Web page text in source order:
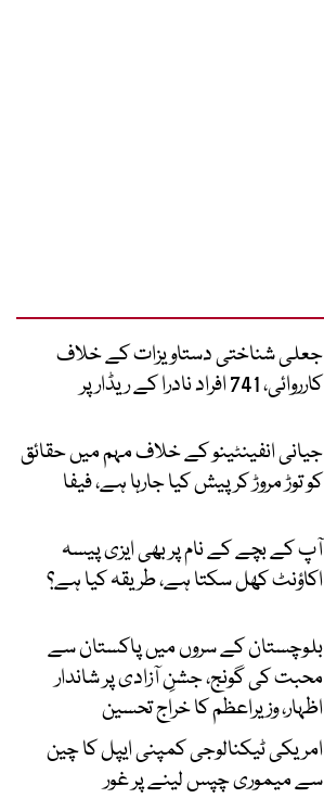
جعلی شناختی دستاویزات کے خلاف
کارروائی، 741 افراد نادرا کے ریڈار پر
جیانی انفینٹینو کے خلاف مہم میں حقائق
کو توڑ مروڑ کر پیش کیا جارہا ہے، فیفا
آپ کے بچے کے نام پر بھی ایزی پیسہ
اکاؤنٹ کھل سکتا ہے، طریقہ کیا ہے؟
بلوچستان کے سروں میں پاکستان سے
محبت کی گونج، جشنِ آزادی پر شاندار
اظہار، وزیراعظم کا خراج تحسین
امریکی ٹیکنالوجی کمپنی ایپل کا چین
سے میموری چپس لینے پر غور